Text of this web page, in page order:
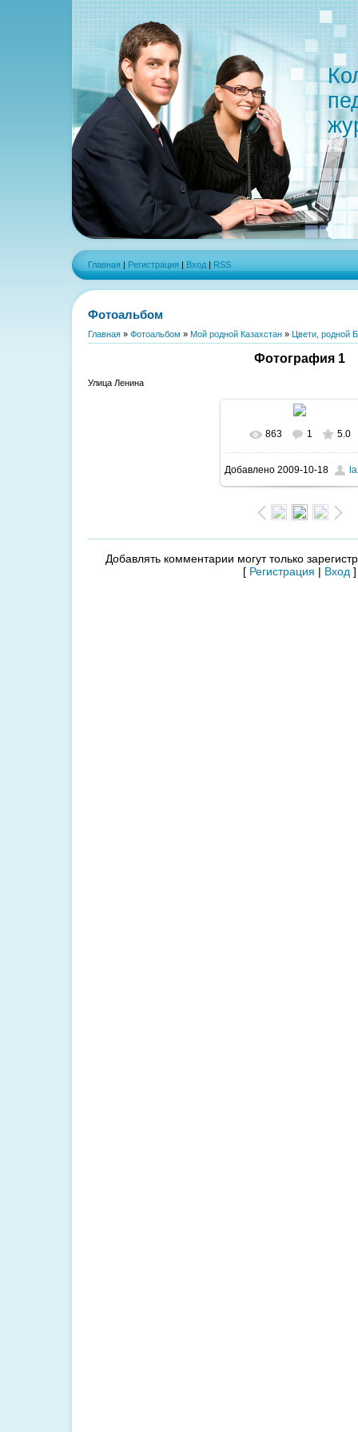
Главная | Регистрация | Вход | RSS
Фотоальбом
Главная » Фотоальбом » Мой родной Казахстан » Цвети, родной
Фотография 1
Улица Ленина
863 1 5.0
Добавлено2009-10-18
Добавлять комментарии могут только
[ Регистрация | Вход ]